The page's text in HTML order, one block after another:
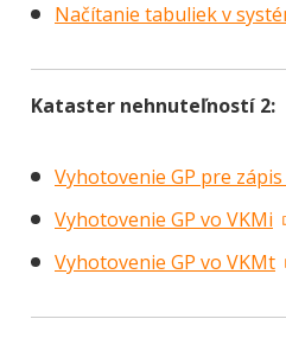
Načítanie tabuliek v
Kataster nehnuteľností 2:
Vyhotovenie GP pre zápis
Vyhotovenie GP vo VKMi
Vyhotovenie GP vo VKMt